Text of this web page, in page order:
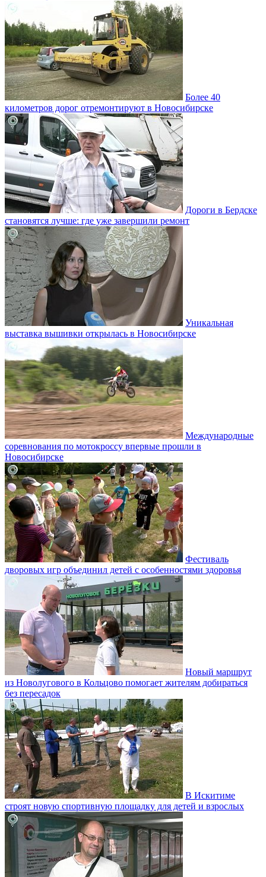
Более 40
километров дорог отремонтируют в Новосибирске
Дороги в Бердске
становятся лучше: где уже завершили ремонт
Уникальная
выставка вышивки открылась в Новосибирске
Международные
соревнования по мотокроссу впервые прошли в
Новосибирске
Фестиваль
дворовых игр объединил детей с особенностями здоровья
Новый маршрут
из Новолугового в Кольцово помогает жителям добираться
без пересадок
В Искитиме
строят новую спортивную площадку для детей и взрослых